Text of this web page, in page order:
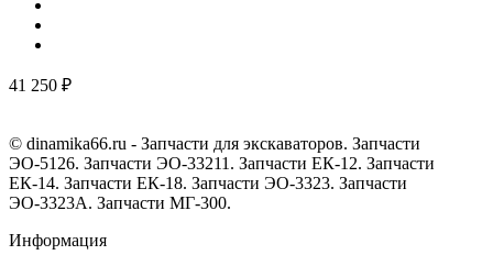
41 250 ₽
© dinamika66.ru - Запчасти для экскаваторов. Запчасти
ЭО-5126. Запчасти ЭО-33211. Запчасти ЕК-12. Запчасти
ЕК-14. Запчасти ЕК-18. Запчасти ЭО-3323. Запчасти
ЭО-3323А. Запчасти МГ-300.
Информация